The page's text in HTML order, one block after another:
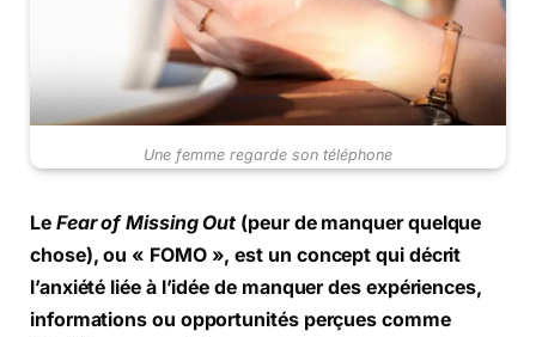
Une femme regarde son téléphone
Le Fear of Missing Out (peur de manquer quelque
chose), ou « FOMO », est un concept qui décrit
l’anxiété liée à l’idée de manquer des expériences,
informations ou opportunités perçues comme